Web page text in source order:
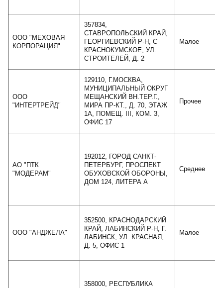
ООО "МЕХОВАЯ
КОРПОРАЦИЯ"
357834,
СТАВРОПОЛЬСКИЙ КРАЙ,
ГЕОРГИЕВСКИЙ Р-Н, С
КРАСНОКУМСКОЕ, УЛ.
СТРОИТЕЛЕЙ, Д. 2
Малое
ООО
"ИНТЕРТРЕЙД"
129110, Г.МОСКВА,
МУНИЦИПАЛЬНЫЙ ОКРУГ
МЕЩАНСКИЙ ВН.ТЕР.Г.,
МИРА ПР-КТ., Д. 70, ЭТАЖ
1А, ПОМЕЩ. III, КОМ. 3,
ОФИС 17
Прочее
АО "ПТК
"МОДЕРАМ"
192012, ГОРОД САНКТ-
ПЕТЕРБУРГ, ПРОСПЕКТ
ОБУХОВСКОЙ ОБОРОНЫ,
ДОМ 124, ЛИТЕРА А
Среднее
ООО "АНДЖЕЛА"
352500, КРАСНОДАРСКИЙ
КРАЙ, ЛАБИНСКИЙ Р-Н, Г.
ЛАБИНСК, УЛ. КРАСНАЯ,
Д. 5, ОФИС 1
Малое
358000, РЕСПУБЛИКА